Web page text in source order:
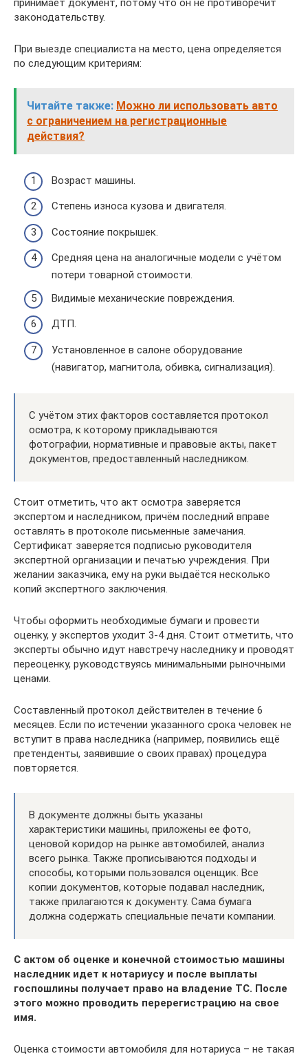
принимает документ, потому что он не противоречит
законодательству.
При выезде специалиста на место, цена определяется
по следующим критериям:
Читайте также: Можно ли использовать авто
с ограничением на регистрационные
действия?
Возраст машины.
Степень износа кузова и двигателя.
Состояние покрышек.
Средняя цена на аналогичные модели с учётом
потери товарной стоимости.
Видимые механические повреждения.
ДТП.
Установленное в салоне оборудование
(навигатор, магнитола, обивка, сигнализация).
С учётом этих факторов составляется протокол
осмотра, к которому прикладываются
фотографии, нормативные и правовые акты, пакет
документов, предоставленный наследником.
Стоит отметить, что акт осмотра заверяется
экспертом и наследником, причём последний вправе
оставлять в протоколе письменные замечания.
Сертификат заверяется подписью руководителя
экспертной организации и печатью учреждения. При
желании заказчика, ему на руки выдаётся несколько
копий экспертного заключения.
Чтобы оформить необходимые бумаги и провести
оценку, у экспертов уходит 3-4 дня. Стоит отметить, что
эксперты обычно идут навстречу наследнику и проводят
переоценку, руководствуясь минимальными рыночными
ценами.
Составленный протокол действителен в течение 6
месяцев. Если по истечении указанного срока человек не
вступит в права наследника (например, появились ещё
претенденты, заявившие о своих правах) процедура
повторяется.
В документе должны быть указаны
характеристики машины, приложены ее фото,
ценовой коридор на рынке автомобилей, анализ
всего рынка. Также прописываются подходы и
способы, которыми пользовался оценщик. Все
копии документов, которые подавал наследник,
также прилагаются к документу. Сама бумага
должна содержать специальные печати компании.
С актом об оценке и конечной стоимостью машины
наследник идет к нотариусу и после выплаты
госпошлины получает право на владение ТС. После
этого можно проводить перерегистрацию на свое
имя.
Оценка стоимости автомобиля для нотариуса – не такая